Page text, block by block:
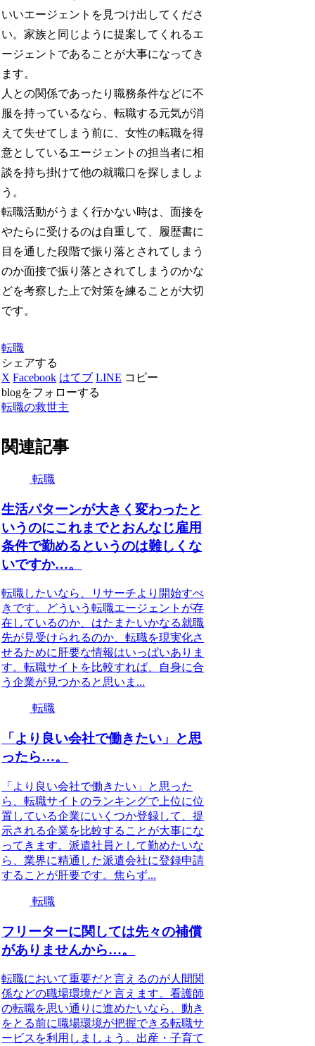
いいエージェントを見つけ出してくださ
い。家族と同じように提案してくれるエ
ージェントであることが大事になってき
ます。
人との関係であったり職務条件などに不
服を持っているなら、転職する元気が消
えて失せてしまう前に、女性の転職を得
意としているエージェントの担当者に相
談を持ち掛けて他の就職口を探しましょ
う。
転職活動がうまく行かない時は、面接を
やたらに受けるのは自重して、履歴書に
目を通した段階で振り落とされてしまう
のか面接で振り落とされてしまうのかな
どを考察した上で対策を練ることが大切
です。
転職
シェアする
X Facebook はてブ LINE コピー
blogをフォローする
転職の救世主
関連記事
転職
生活パターンが大きく変わったと
いうのにこれまでとおんなじ雇用
条件で勤めるというのは難しくな
いですか…。
転職したいなら、リサーチより開始すべ
きです。どういう転職エージェントが存
在しているのか、はたまたいかなる就職
先が見受けられるのか、転職を現実化さ
せるために肝要な情報はいっぱいありま
す。転職サイトを比較すれば、自身に合
う企業が見つかると思いま...
転職
「より良い会社で働きたい」と思
ったら…。
「より良い会社で働きたい」と思った
ら、転職サイトのランキングで上位に位
置している企業にいくつか登録して、提
示される企業を比較することが大事にな
ってきます。派遣社員として勤めたいな
ら、業界に精通した派遣会社に登録申請
することが肝要です。焦らず...
転職
フリーターに関しては先々の補償
がありませんから…。
転職において重要だと言えるのが人間関
係などの職場環境だと言えます。看護師
の転職を思い通りに進めたいなら、動き
をとる前に職場環境が把握できる転職サ
ービスを利用しましょう。出産・子育て